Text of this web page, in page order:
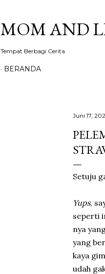
MOM AND
Tempat Berbagi Cerita
BERANDA
Juni 17,
Setuju
Yups,
seperti
nya
yang
kaya
udah